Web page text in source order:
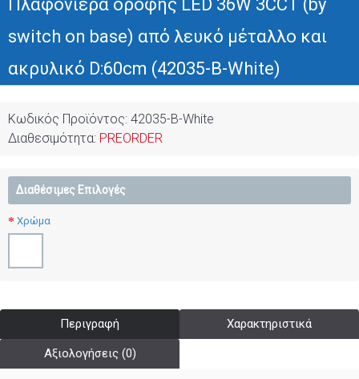
Πλαφονιέρα οροφής LED 36W 3CCT (by
switch on base) από λευκό μέταλλο και
ακρυλικό D:60cm (42035-B-White)
Κωδικός Προϊόντος: 42035-B-White
Διαθεσιμότητα: PREORDER
Διαθέσιμες Επιλογές
Χρώμα
Περιγραφή Χαρακτηριστικά
Αξιολογήσεις (0)